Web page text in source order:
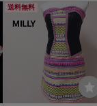
ージュ ラベンダー ボルド
ー
送料無料